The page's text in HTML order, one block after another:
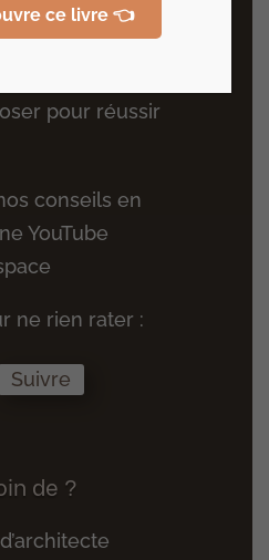
pour réussir
conseils en
YouTube
ne rien rater :
Suivre
de ?
ce livre 👈